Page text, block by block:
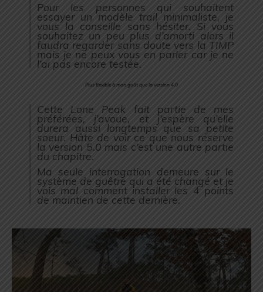
Pour les personnes qui souhaitent
essayer un modèle trail minimaliste, je
vous la conseille sans hésiter. Si vous
souhaitez un peu plus d’amorti alors il
faudra regarder sans doute vers la TIMP
mais je ne peux vous en parler car je ne
l’ai pas encore testée.
Plus flexible à mon goût que la version 4.0
Cette Lone Peak fait partie de mes
préférées, j’avoue, et j’espère qu’elle
durera aussi longtemps que sa petite
soeur. Hâte de voir ce que nous réserve
la version 5.0 mais c’est une autre partie
du chapitre.
Ma seule interrogation demeure sur le
système de guêtre qui a été changé et je
vois mal comment installer les 4 points
de maintien de cette dernière.